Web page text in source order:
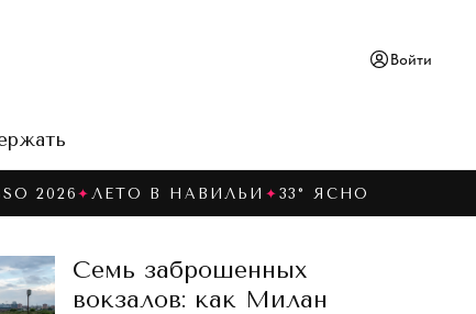
Войти
2026 ✦ЛЕТО В НАВИЛЬИ ✦ 33° ЯСНО
Семь заброшенных
вокзалов: как Милан